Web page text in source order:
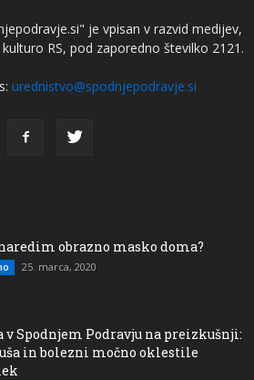
je vpisan v razvid medijev,
RS, pod zaporedno številko 2121.
urednistvo@spodnjepodravje.si
obrazno masko doma?
25. marca, 2020
v Spodnjem Podravju na preizkušnji:
in bolezni močno oklestile